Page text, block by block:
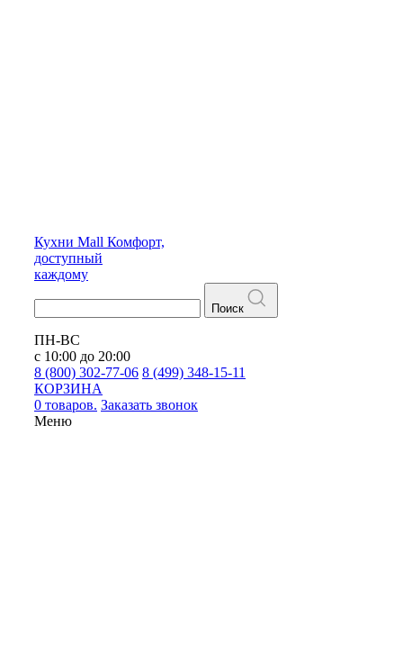
Кухни Mall Комфорт,
доступный
каждому
Поиск
ПН-ВС
с 10:00 до 20:00
8 (800) 302-77-06 8 (499) 348-15-11
КОРЗИНА
0 товаров. Заказать звонок
Меню